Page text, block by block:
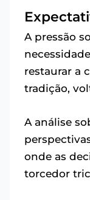
A pressão
restaurar a
tradição,
A análise
onde as
torcedor